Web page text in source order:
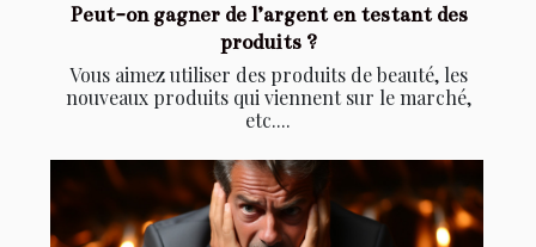
Peut-on gagner de l’argent en testant des
produits ?
Vous aimez utiliser des produits de beauté, les
nouveaux produits qui viennent sur le marché,
etc....